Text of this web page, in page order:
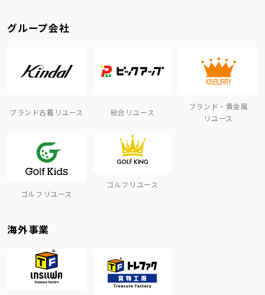
グループ会社
ブランド古着リユース 総合リユース
ブランド・貴金属
リユース
ゴルフリユース
ゴルフリユース
海外事業